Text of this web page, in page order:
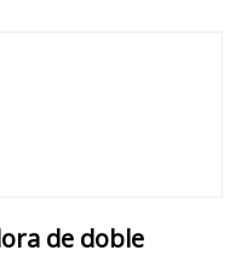
de doble